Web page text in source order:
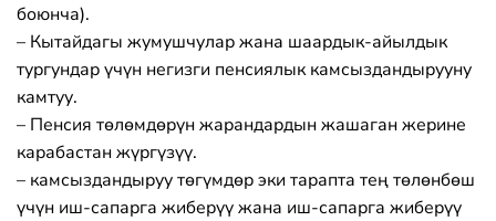
боюнча).
– Кытайдагы жумушчулар жана шаардык-айылдык
тургундар үчүн негизги пенсиялык камсыздандырууну
камтуу.
– Пенсия төлөмдөрүн жарандардын жашаган жерине
карабастан жүргүзүү.
– камсыздандыруу төгүмдөр эки тарапта тең төлөнбөш
үчүн иш-сапарга жиберүү жана иш-сапарга жиберүү